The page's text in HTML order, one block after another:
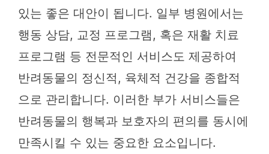
있는 좋은 대안이 됩니다. 일부 병원에서는
행동 상담, 교정 프로그램, 혹은 재활 치료
프로그램 등 전문적인 서비스도 제공하여
반려동물의 정신적, 육체적 건강을 종합적
으로 관리합니다. 이러한 부가 서비스들은
반려동물의 행복과 보호자의 편의를 동시에
만족시킬 수 있는 중요한 요소입니다.